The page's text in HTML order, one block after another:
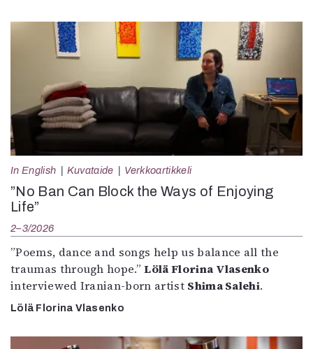
In English Kuvataide Verkkoartikkeli
”No Ban Can Block the Ways of Enjoying
Life”
2–3/2026
”Poems, dance and songs help us balance all the
traumas through hope.”Lölä Florina Vlasenko
interviewed Iranian-born artist Shima Salehi.
Lölä Florina Vlasenko